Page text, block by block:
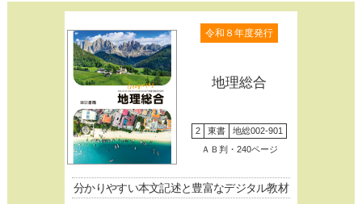
令和８年度発行
地理総合
2 東書
地総002-901
ＡＢ判・240ページ
分かりやすい本文記述と豊富なデジタル教材